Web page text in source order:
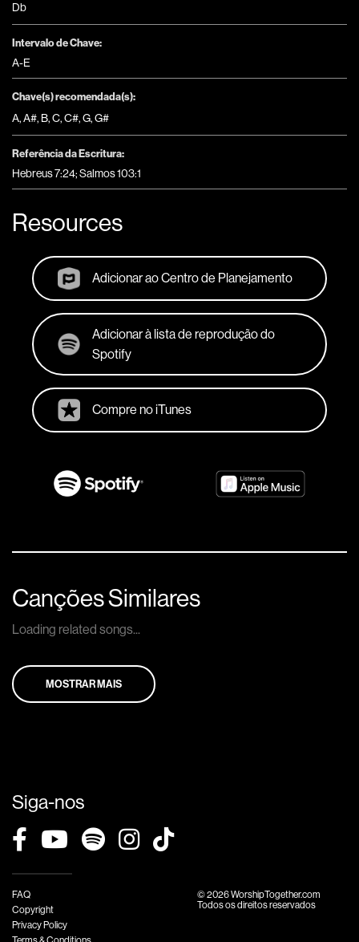
Db
Intervalo de Chave:
A-E
Chave(s) recomendada(s):
A,A#, B,C,C#,G,G#
Referência da Escritura:
Hebreus 7:24; Salmos 103:1
Resources
Adicionar ao Centro de Planejamento
Adicionar à lista de reprodução do
Spotify
Compre no iTunes
Canções Similares
Loading related songs...
MOSTRAR MAIS
Siga-nos
FAQ
Copyright
Privacy Policy
© 2026 WorshipTogether.com
Todos os direitos reservados